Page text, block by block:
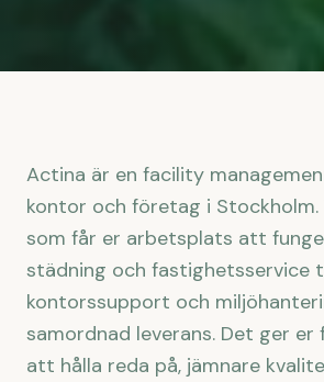
Actina är en facility
kontor och företag i Stockholm.
som får er arbetsplats att
städning och fastighetsservice
kontorssupport och
samordnad leverans. Det ger
att hålla reda på, jämnare